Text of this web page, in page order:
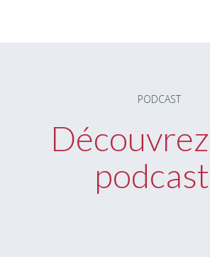
PODCAST